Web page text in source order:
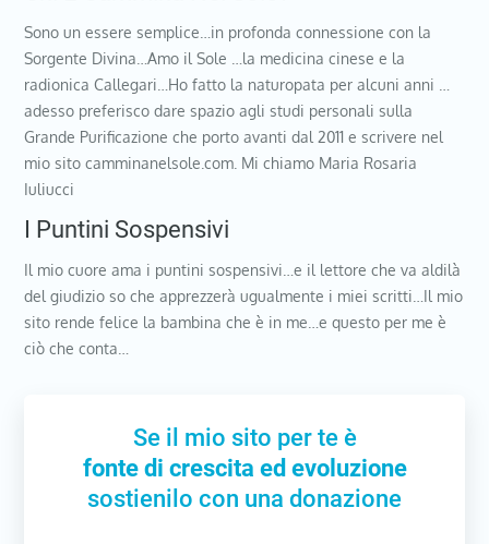
Sono un essere semplice…in profonda connessione con la
Sorgente Divina…Amo il Sole …la medicina cinese e la
radionica Callegari…Ho fatto la naturopata per alcuni anni …
adesso preferisco dare spazio agli studi personali sulla
Grande Purificazione che porto avanti dal 2011 e scrivere nel
mio sito camminanelsole.com. Mi chiamo Maria Rosaria
Iuliucci
I Puntini Sospensivi
Il mio cuore ama i puntini sospensivi…e il lettore che va aldilà
del giudizio so che apprezzerà ugualmente i miei scritti…Il mio
sito rende felice la bambina che è in me…e questo per me è
ciò che conta…
Se il mio sito per te è
fonte di crescita ed evoluzione
sostienilo con una donazione